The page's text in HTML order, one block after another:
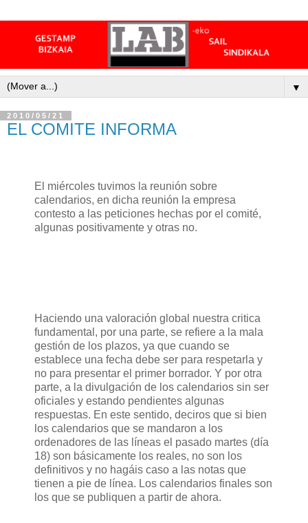
▼
2010/05/21
EL COMITE INFORMA
El miércoles tuvimos la reunión sobre
calendarios, en dicha reunión la empresa
contesto a las peticiones hechas por el comité,
algunas positivamente y otras no.
Haciendo una valoración global nuestra critica
fundamental, por una parte, se refiere a la mala
gestión de los plazos, ya que cuando se
establece una fecha debe ser para respetarla y
no para presentar el primer borrador. Y por otra
parte, a la divulgación de los calendarios sin ser
oficiales y estando pendientes algunas
respuestas. En este sentido, deciros que si bien
los calendarios que se mandaron a los
ordenadores de las líneas el pasado martes (día
18) son básicamente los reales, no son los
definitivos y no hagáis caso a las notas que
tienen a pie de línea. Los calendarios finales son
los que se publiquen a partir de ahora.